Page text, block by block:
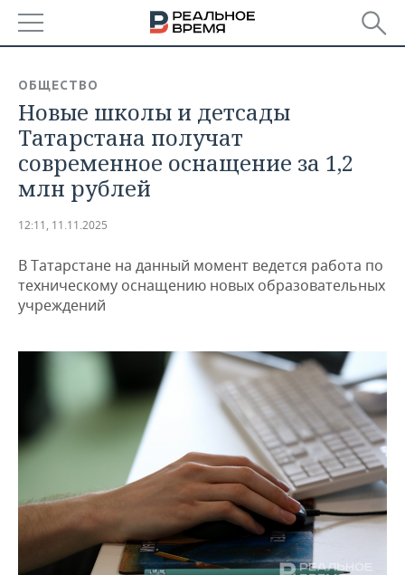
БАШКОРТОСТАН
ТАТАРСТАН
УДМУРТИЯ
НОВОСТИ
АНАЛИТИКА
НОВОСТИ АНАЛИТИКИ
ДЕКЛАРАЦИИ О ДОХОДАХ
КОРОЛИ ГОСЗАКАЗА ПФО
ВУЗЫ ТАТАРСТАНА
КОМУ ПРИНАДЛЕЖАТ
ТОРГОВЫЕ ЦЕНТРЫ
ЭКОНОМИКА
НОВОСТИ ЭКОНОМИКИ
ФИНАНСЫ
БАНКИ
БЮДЖЕТ
ИНВЕСТИЦИИ
ПРОМЫШЛЕННОСТЬ
НОВОСТИ
ПРОМЫШЛЕННОСТИ
МАШИНОСТРОЕНИЕ
НЕФТЕХИМИЯ
НЕФТЬ
ОПК
ЭНЕРГЕТИКА
НЕДВИЖИМОСТЬ
НОВОСТИ НЕДВИЖИМОСТИ
АВТО
НОВОСТИ АВТО
БИЗНЕС
НОВОСТИ БИЗНЕСА
РОЗНИЧНАЯ ТОРГОВЛЯ
УСЛУГИ
ТЕХНОЛОГИИ
НОВОСТИ ТЕХНОЛОГИЙ
МЕДИА
ТЕЛЕКОММУНИКАЦИИ
МЕРОПРИЯТИЯ
НОВОСТИ МЕРОПРИЯТИЙ
ВЫЕЗДНАЯ РЕДАКЦИЯ
БИЗНЕС-БРАНЧИ
НОВОСТИ СПОРТА
ФУТБОЛ
ОБЩЕСТВО
НОВОСТИ ОБЩЕСТВА
ФОТОГАЛЕРЕЯ
ОБЩЕСТВО
Новые школы и детсады
Татарстана получат
современное оснащение за 1,2
млн рублей
12:11, 11.11.2025
В Татарстане на данный момент ведется работа по
техническому оснащению новых образовательных
учреждений